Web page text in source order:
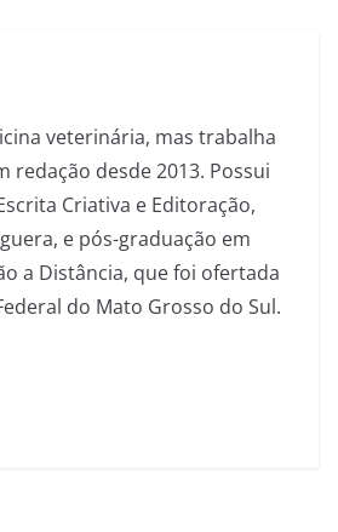
veterinária, mas trabalha
redação desde 2013. Possui
Criativa e Editoração,
e pós-graduação em
a Distância, que foi ofertada
do Mato Grosso do Sul.